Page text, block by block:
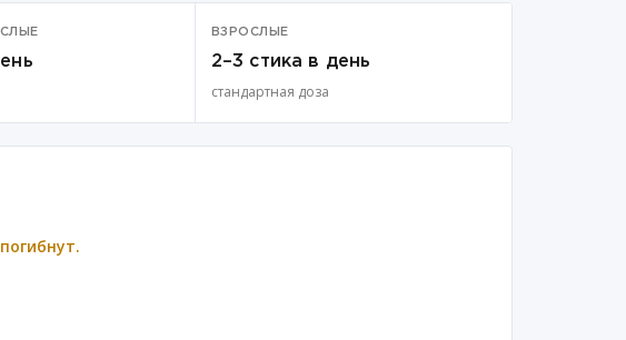
ВЗРОСЛЫЕ
2–3 стика в день
стандартная доза